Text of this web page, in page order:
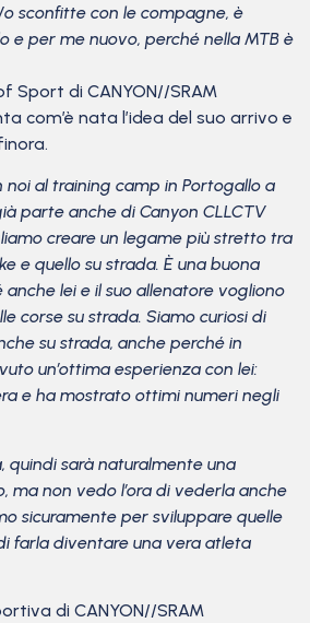
sconfitte con le compagne, è
e per me nuovo, perché nella MTB è
Sport di CANYON//SRAM
com’è nata l’idea del suo arrivo e
noi al training camp in Portogallo a
parte anche di Canyon CLLCTV
creare un legame più stretto tra
e quello su strada. È una buona
lei e il suo allenatore vogliono
corse su strada. Siamo curiosi di
su strada, anche perché in
un’ottima esperienza con lei:
e ha mostrato ottimi numeri negli
quindi sarà naturalmente una
ma non vedo l’ora di vederla anche
sicuramente per sviluppare quelle
farla diventare una vera atleta
di CANYON//SRAM